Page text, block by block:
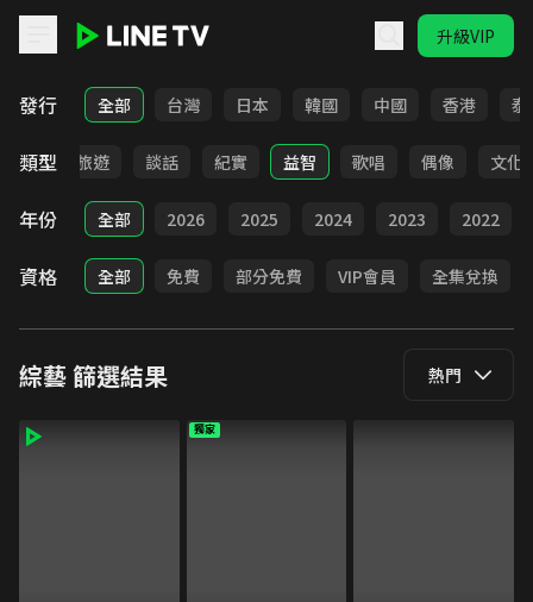
升級VIP
LINE TV - 綜藝
發行 全部 台灣 日本 韓國 中國 香港 泰
類型
美食 旅遊 談話 紀實 益智 歌唱 偶像 文化
年份 全部 2026 2025 2024 2023 2022
資格 全部 免費 部分免費 VIP會員 全集兌換
綜藝篩選結果 熱門
獨家